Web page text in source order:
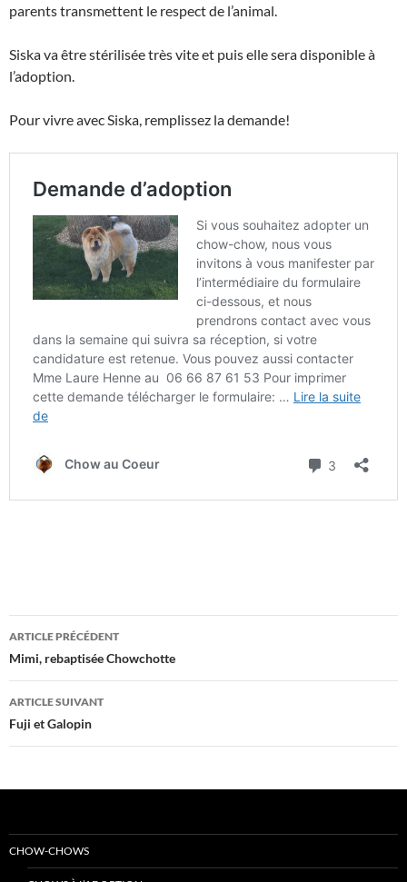
parents transmettent le respect de l’animal.
Siska va être stérilisée très vite et puis elle sera disponible à
l’adoption.
Pour vivre avec Siska, remplissez la demande!
Navigation
des
articles
ARTICLE PRÉCÉDENT
Mimi, rebaptisée Chowchotte
ARTICLE SUIVANT
Fuji et Galopin
CHOW-CHOWS